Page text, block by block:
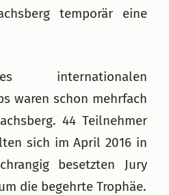
temporär eine
internationalen
waren schon mehrfach
44 Teilnehmer
sich im April 2016 in
besetzten Jury
die begehrte Trophäe.